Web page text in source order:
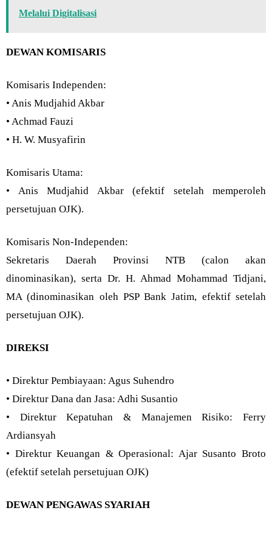
Melalui Digitalisasi
DEWAN KOMISARIS
Komisaris Independen:
• Anis Mudjahid Akbar
• Achmad Fauzi
• H. W. Musyafirin
Komisaris Utama:
• Anis Mudjahid Akbar (efektif setelah memperoleh
persetujuan OJK).
Komisaris Non-Independen:
Sekretaris Daerah Provinsi NTB (calon akan
dinominasikan), serta Dr. H. Ahmad Mohammad Tidjani,
MA (dinominasikan oleh PSP Bank Jatim, efektif setelah
persetujuan OJK).
DIREKSI
• Direktur Pembiayaan: Agus Suhendro
• Direktur Dana dan Jasa: Adhi Susantio
• Direktur Kepatuhan & Manajemen Risiko: Ferry
Ardiansyah
• Direktur Keuangan & Operasional: Ajar Susanto Broto
(efektif setelah persetujuan OJK)
DEWAN PENGAWAS SYARIAH